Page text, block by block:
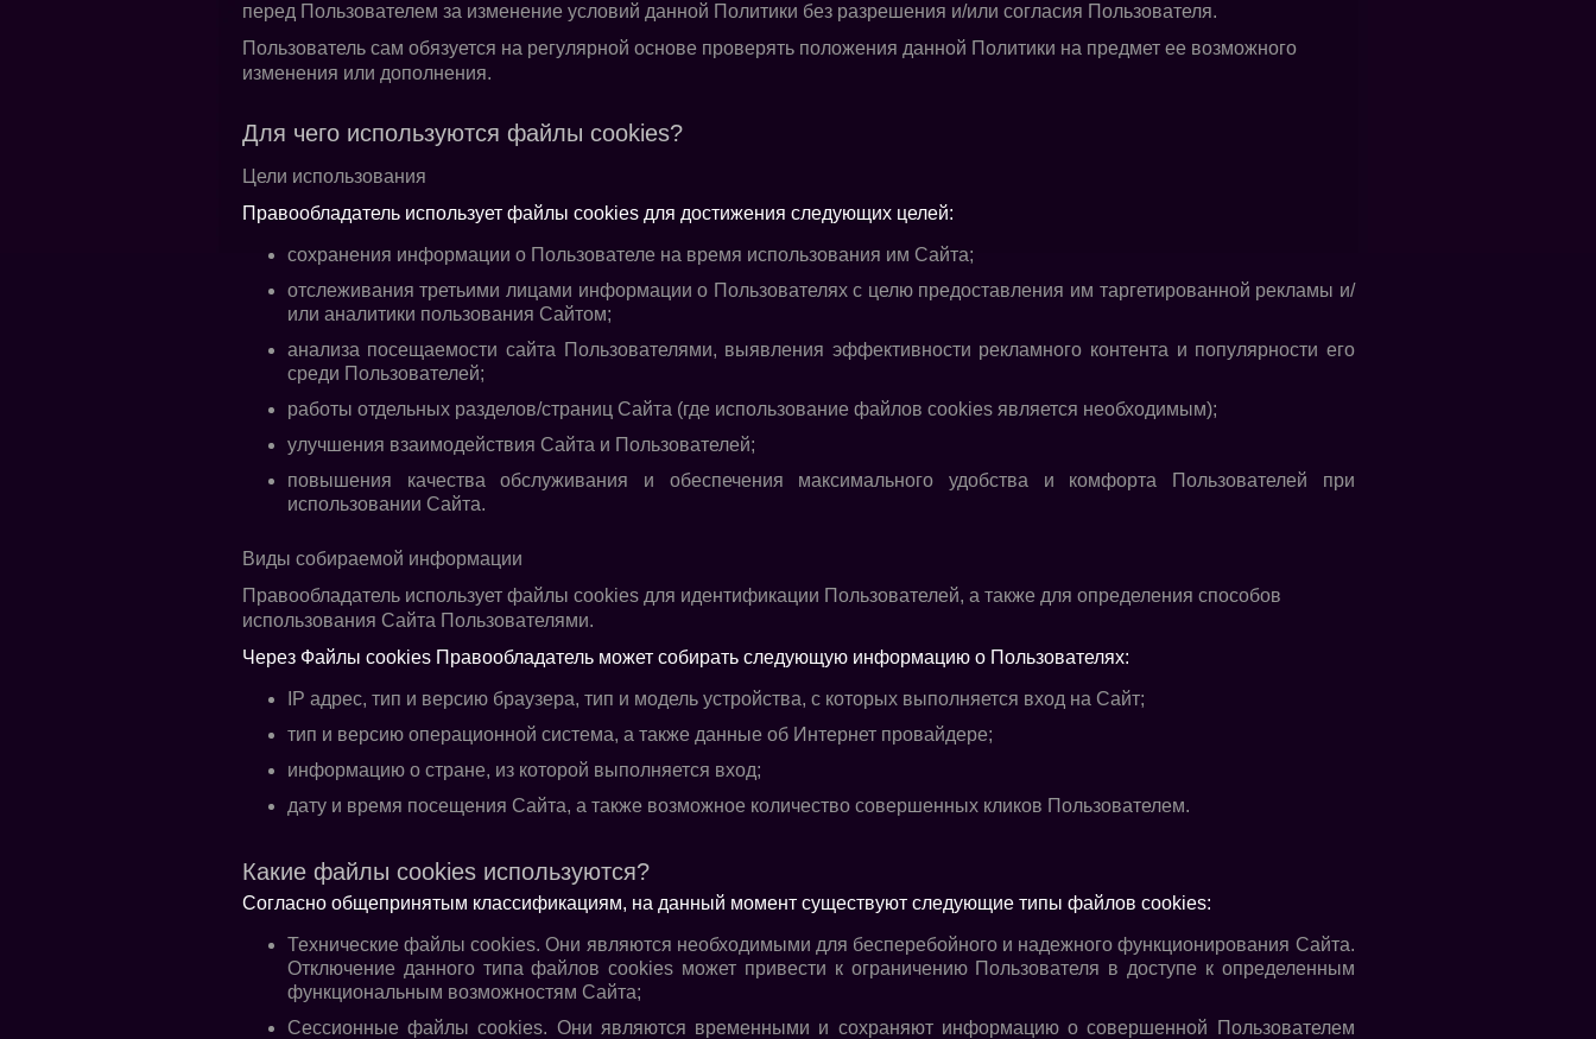
перед Пользователем за изменение условий данной Политики без разрешения и/или согласия Пользователя.
Пользователь сам обязуется на регулярной основе проверять положения данной Политики на предмет ее возможного
изменения или дополнения.
Для чего используются файлы cookies?
Цели использования
Правообладатель использует файлы cookies для достижения следующих целей:
сохранения информации о Пользователе на время использования им Сайта;
отслеживания третьими лицами информации о Пользователях с целю предоставления им таргетированной рекламы и/
или аналитики пользования Сайтом;
анализа посещаемости сайта Пользователями, выявления эффективности рекламного контента и популярности его
среди Пользователей;
работы отдельных разделов/страниц Сайта (где использование файлов cookies является необходимым);
улучшения взаимодействия Сайта и Пользователей;
повышения качества обслуживания и обеспечения максимального удобства и комфорта Пользователей при
использовании Сайта.
Виды собираемой информации
Правообладатель использует файлы cookies для идентификации Пользователей, а также для определения способов
использования Сайта Пользователями.
Через Файлы cookies Правообладатель может собирать следующую информацию о Пользователях:
IP адрес, тип и версию браузера, тип и модель устройства, с которых выполняется вход на Сайт;
тип и версию операционной система, а также данные об Интернет провайдере;
информацию о стране, из которой выполняется вход;
дату и время посещения Сайта, а также возможное количество совершенных кликов Пользователем.
Какие файлы cookies используются?
Согласно общепринятым классификациям, на данный момент существуют следующие типы файлов cookies:
Технические файлы cookies. Они являются необходимыми для бесперебойного и надежного функционирования Сайта.
Отключение данного типа файлов cookies может привести к ограничению Пользователя в доступе к определенным
функциональным возможностям Сайта;
Сессионные файлы cookies. Они являются временными и сохраняют информацию о совершенной Пользователем